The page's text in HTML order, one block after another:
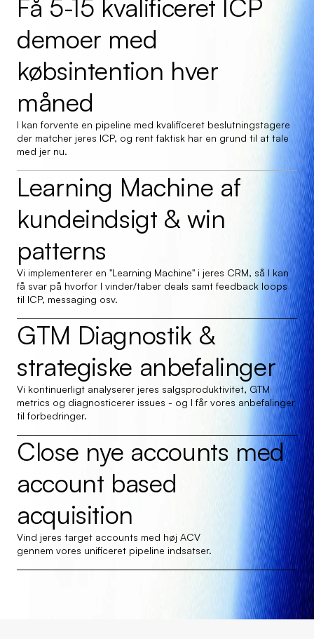
Få 5-15 kvalificeret ICP
demoer med
købsintention hver
måned
I kan forvente en pipeline med kvalificeret beslutningstagere
der matcher jeres ICP, og rent faktisk har en grund til at tale
med jer nu.
Learning Machine af
kundeindsigt & win
patterns
Vi implementerer en "Learning Machine" i jeres CRM, så I kan
få svar på hvorfor I vinder/taber deals samt feedback loops
til ICP, messaging osv.
GTM Diagnostik &
strategiske anbefalinger
Vi kontinuerligt analyserer jeres salgsproduktivitet, GTM
metrics og diagnosticerer issues - og I får vores anbefalinger
til forbedringer.
Close nye accounts med
account based
acquisition
Vind jeres target accounts med høj ACV
gennem vores unificeret pipeline indsatser.